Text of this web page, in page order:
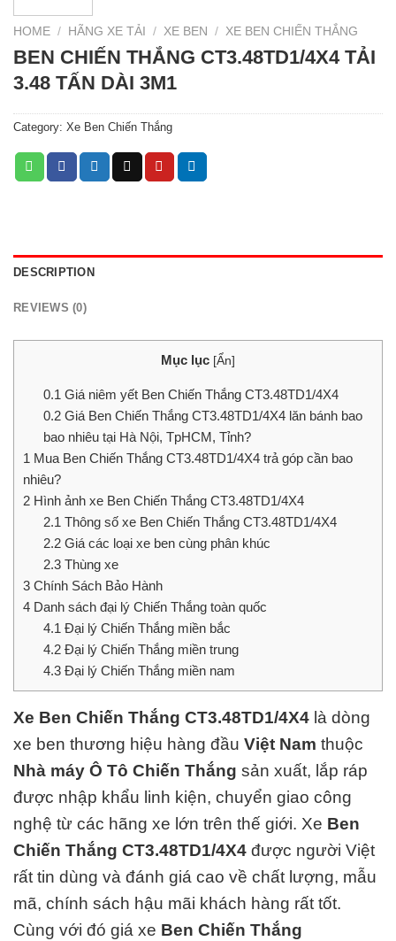
HOME / HÃNG XE TẢI / XE BEN / XE BEN CHIẾN THẮNG
BEN CHIẾN THẮNG CT3.48TD1/4X4 TẢI
3.48 TẤN DÀI 3M1
Category: Xe Ben Chiến Thắng
DESCRIPTION
REVIEWS (0)
Mục lục [Ẩn]
0.1Giá niêm yết Ben Chiến Thắng CT3.48TD1/4X4
0.2Giá Ben Chiến Thắng CT3.48TD1/4X4 lăn bánh bao
bao nhiêu tại Hà Nội, TpHCM, Tỉnh?
1 Mua Ben Chiến Thắng CT3.48TD1/4X4 trả góp cần bao
nhiêu?
2 Hình ảnh xe Ben Chiến Thắng CT3.48TD1/4X4
2.1Thông số xe Ben Chiến Thắng CT3.48TD1/4X4
2.2Giá các loại xe ben cùng phân khúc
2.3Thùng xe
3 Chính Sách Bảo Hành
4 Danh sách đại lý Chiến Thắng toàn quốc
4.1Đại lý Chiến Thắng miền bắc
4.2Đại lý Chiến Thắng miền trung
4.3Đại lý Chiến Thắng miền nam
Xe Ben Chiến Thắng CT3.48TD1/4X4 là dòng
xe ben thương hiệu hàng đầu Việt Nam thuộc
Nhà máy Ô Tô Chiến Thắng sản xuất, lắp ráp
được nhập khẩu linh kiện, chuyển giao công
nghệ từ các hãng xe lớn trên thế giới. Xe Ben
Chiến Thắng CT3.48TD1/4X4 được người Việt
rất tin dùng và đánh giá cao về chất lượng, mẫu
mã, chính sách hậu mãi khách hàng rất tốt.
Cùng với đó giá xe Ben Chiến Thắng